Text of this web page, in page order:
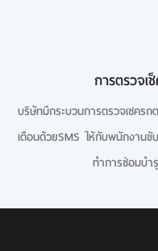
การตรวจเ
บริษัทมีกระบวนการตรวจเชคร
เตือนด้วยSMS ให้กับพนักงานขั
ทำการซ่อมบำ